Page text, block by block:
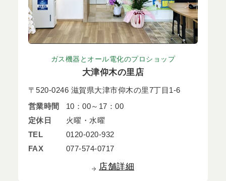
ガス機器とオール電化のプロショップ
大津仰木の里店
〒520-0246 滋賀県大津市仰木の里7丁目1-6
営業時間
10：00～17：00
定休日
火曜・水曜
TEL
0120-020-932
FAX
077-574-0717
店舗詳細